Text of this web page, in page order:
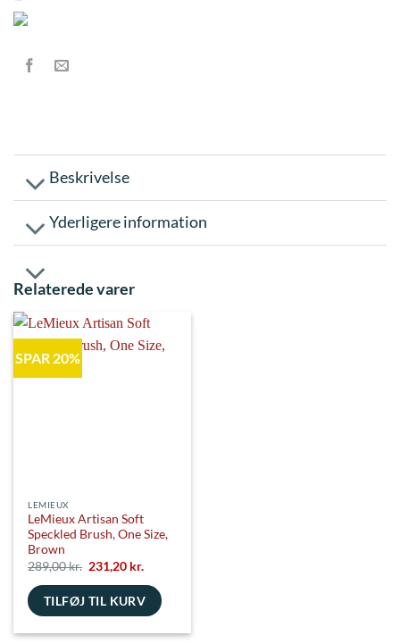
Beskrivelse
Yderligere information
Relaterede varer
SPAR 20%
LEMIEUX
LeMieux Artisan Soft
Speckled Brush, One Size,
Brown
289,00kr. Den
oprindelige
pris
var:
231,20 kr.
pris
er:
231,20 kr..
TILFØJ TIL KURV